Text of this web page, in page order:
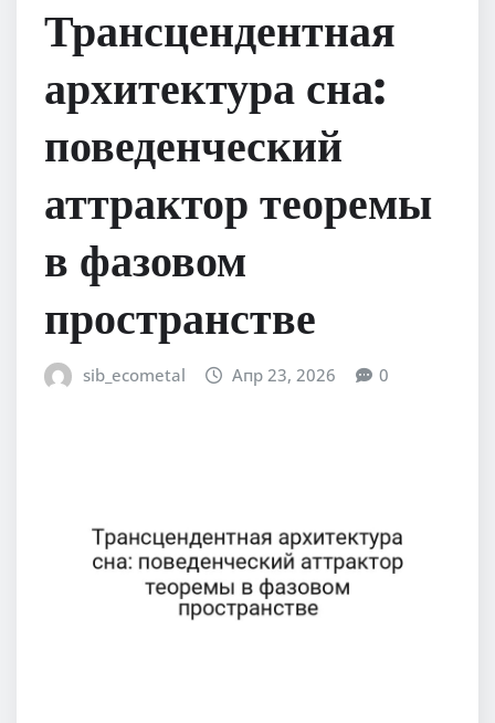
Трансцендентная
архитектура сна:
поведенческий
аттрактор теоремы
в фазовом
пространстве
sib_ecometal Апр 23, 2026 0